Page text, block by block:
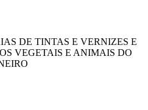
DE TINTAS E VERNIZES E
VEGETAIS E ANIMAIS DO